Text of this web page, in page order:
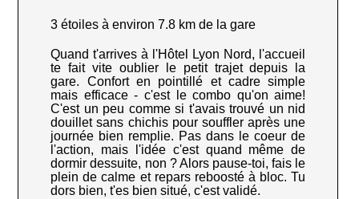
3 étoiles à environ 7.8 km de la gare
Quand t'arrives à l'Hôtel Lyon Nord, l'accueil
te fait vite oublier le petit trajet depuis la
gare. Confort en pointillé et cadre simple
mais efficace - c'est le combo qu'on aime!
C'est un peu comme si t'avais trouvé un nid
douillet sans chichis pour souffler après une
journée bien remplie. Pas dans le coeur de
l'action, mais l'idée c'est quand même de
dormir dessuite, non ? Alors pause-toi, fais le
plein de calme et repars reboosté à bloc. Tu
dors bien, t'es bien situé, c'est validé.